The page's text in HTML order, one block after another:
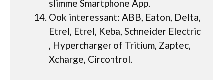
slimme Smartphone App.
Ook interessant: ABB, Eaton, Delta,
Etrel, Etrel, Keba, Schneider Electric
, Hypercharger of Tritium, Zaptec,
Xcharge, Circontrol.